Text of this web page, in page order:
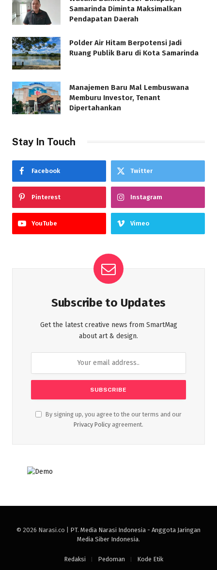
Samarinda Diminta Maksimalkan
Pendapatan Daerah
Polder Air Hitam Berpotensi Jadi
Ruang Publik Baru di Kota Samarinda
Manajemen Baru Mal Lembuswana
Memburu Investor, Tenant
Dipertahankan
Stay In Touch
Facebook Twitter
Pinterest Instagram
YouTube Vimeo
Subscribe to Updates
Get the latest creative news from SmartMag
about art & design.
By signing up, you agree to the our terms and our
Privacy Policy agreement.
© 2026 Narasi.co | PT. Media Narasi Indonesia - Anggota Jaringan
Media Siber Indonesia.
Redaksi Pedoman Kode Etik